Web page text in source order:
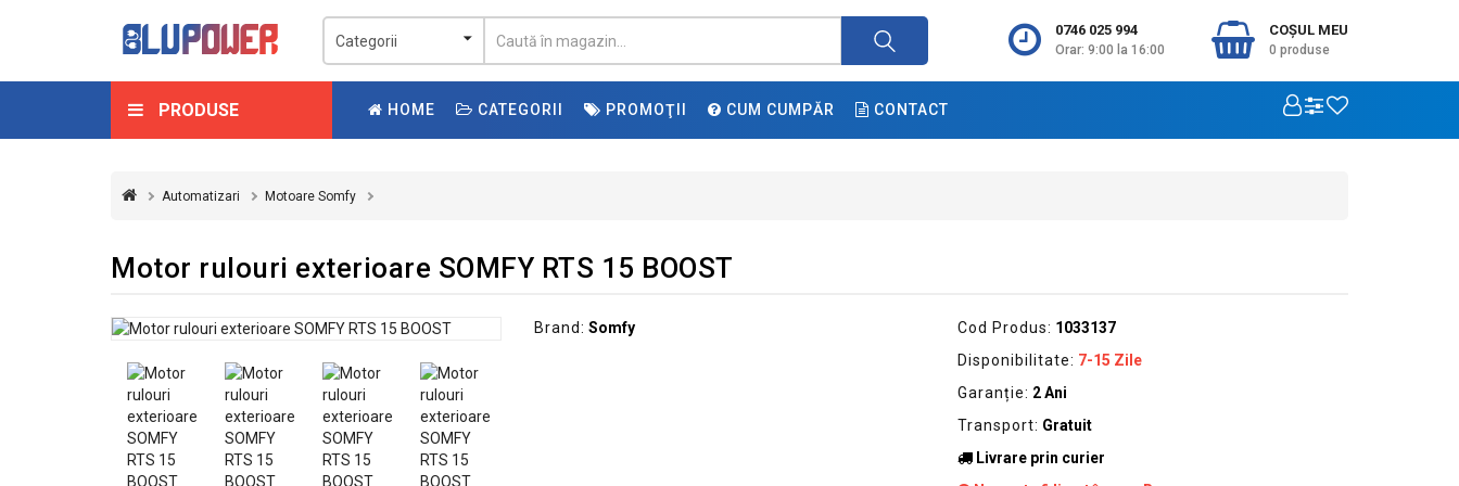
0746 025 994
Orar: 9:00 la 16:00
COŞUL MEU
0 produse
PRODUSE HOME CATEGORII PROMOŢII CUM CUMPĂR CONTACT
Automatizari Motoare Somfy
Motor rulouri exterioare SOMFY RTS 15 BOOST
Brand: Somfy Cod Produs: 1033137
Disponibilitate: 7-15 Zile
Garanție: 2 Ani
Transport: Gratuit
Livrare prin curier